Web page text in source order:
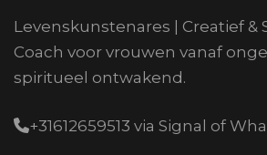
Levenskunstenares | Creatief &
Coach voor vrouwen vanaf
spiritueel ontwakend.
+31612659513 via Signal of